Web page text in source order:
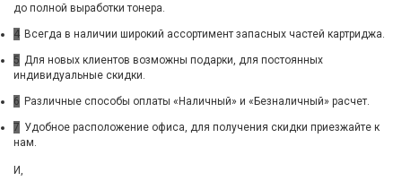
до полной выработки тонера.
4 Всегда в наличии широкий ассортимент запасных частей картриджа.
5 Для новых клиентов возможны подарки, для постоянных
индивидуальные скидки.
6 Различные способы оплаты «Наличный» и «Безналичный» расчет.
7 Удобное расположение офиса, для получения скидки приезжайте к
нам.
И,